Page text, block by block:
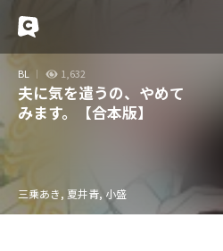
BL 1,632
夫に気を遣うの、やめて
みます。【合本版】
三乗あき, 夏井青, 小盛